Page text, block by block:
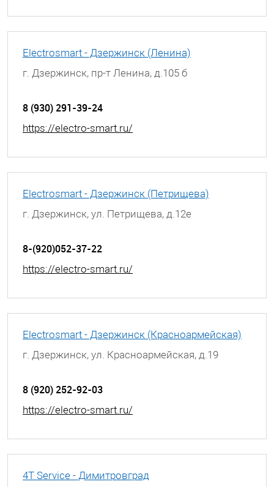
Electrosmart - Дзержинск (Ленина)
г. Дзержинск, пр-т Ленина, д.105 б
8 (930) 291-39-24
https://electro-smart.ru/
Electrosmart - Дзержинск (Петрищева)
г. Дзержинск, ул. Петрищева, д.12е
8-(920)052-37-22
https://electro-smart.ru/
Electrosmart - Дзержинск (Красноармейская)
г. Дзержинск, ул. Красноармейская, д.19
8 (920) 252-92-03
https://electro-smart.ru/
4T Service - Димитровград